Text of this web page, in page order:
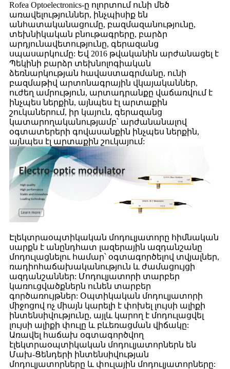
Rofea Optoelectronics-ը ոլորտում ունի մեծ
առավելություններ, ինչպիսիք են
անհատականացումը, բազմազանությունը,
տեխնիկական բնութագրերը, բարձր
արդյունավետությունը, գերազանց
սպասարկումը: Եվ 2016 թվականին արժանացել է
Պեկինի բարձր տեխնոլոգիական
ձեռնարկության հավաստագրմանը, ունի
բազմաթիվ արտոնագրային վկայականներ,
ուժեղ ամրություն, արտադրանքը վաճառվում է
ինչպես ներքին, այնպես էլ արտաքին
շուկաներում, իր կայուն, գերազանց
կատարողականությամբ՝ արժանանալով
օգտատերերի գովասանքին ինչպես ներքին,
այնպես էլ արտաքին շուկայում:
Էլեկտրաօպտիկական մոդուլյատորը հիմնական
սարքն է անընդհատ լազերային ազդանշանը
մոդուլացնելու համար՝ օգտագործելով տվյալներ,
ռադիոհաճախականություն և ժամացույցի
ազդանշաններ: Մոդուլյատորի տարբեր
կառուցվածքներն ունեն տարբեր
գործառույթներ: Օպտիկական մոդուլյատորի
միջոցով ոչ միայն կարելի է փոխել լույսի ալիքի
ինտենսիվությունը, այլև կարող է մոդուլացվել
լույսի ալիքի փուլը և բևեռացման վիճակը:
Առավել հաճախ օգտագործվող
էլեկտրաօպտիկական մոդուլյատորներն են
Մախ-Ցենդերի ինտենսիվության
մոդուլյատորները և փուլային մոդուլյատորները: